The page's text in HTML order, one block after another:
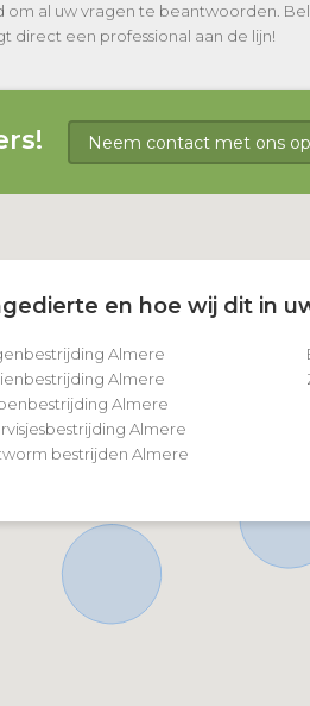
al uw vragen te beantwoorden.
direct een professional aan de lijn!
Neem contact met ons
en hoe wij dit in
Almere
Almere
Almere
Almere
bestrijden Almere